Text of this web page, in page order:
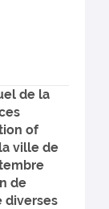
de la
of
ville de
de
diverses